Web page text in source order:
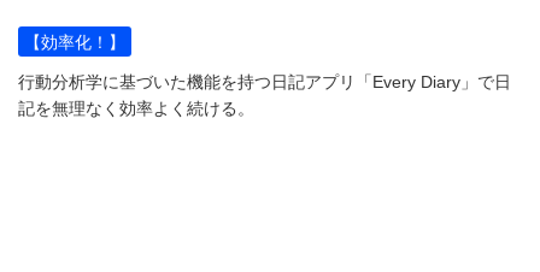
【効率化！】
行動分析学に基づいた機能を持つ日記アプリ「Every Diary」で日
記を無理なく効率よく続ける。